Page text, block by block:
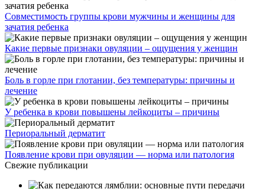
Совместимость группы крови мужчины и женщины для
зачатия ребенка
Какие первые признаки овуляции – ощущения у женщин
Боль в горле при глотании, без температуры: причины и
лечение
У ребенка в крови повышены лейкоциты – причины
Периоральный дерматит
Появление крови при овуляции — норма или патология
Свежие публикации